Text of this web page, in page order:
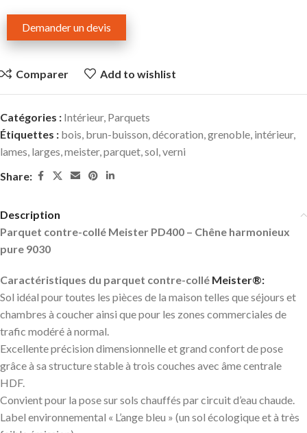
Demander un devis
Comparer Add to wishlist
Catégories : Intérieur, Parquets
Étiquettes : bois, brun-buisson,décoration,grenoble, intérieur,
lames, larges,meister,parquet,sol,verni
Share:
Description
Parquet contre-collé Meister PD400 – Chêne harmonieux
pure 9030
Caractéristiques du parquet contre-collé Meister®:
Sol idéal pour toutes les pièces de la maison telles que séjours et
chambres à coucher ainsi que pour les zones commerciales de
trafic modéré à normal.
Excellente précision dimensionnelle et grand confort de pose
grâce à sa structure stable à trois couches avec âme centrale
HDF.
Convient pour la pose sur sols chauffés par circuit d’eau chaude.
Label environnemental « L’ange bleu » (un sol écologique et à très